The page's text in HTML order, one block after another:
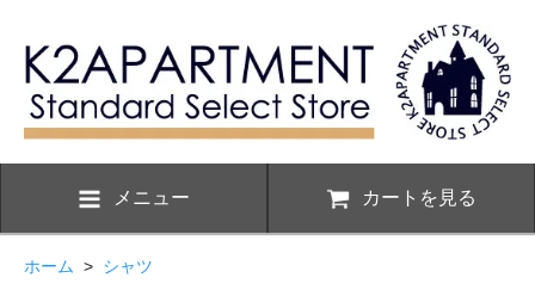
メニュー カートを見る
ホーム > シャツ